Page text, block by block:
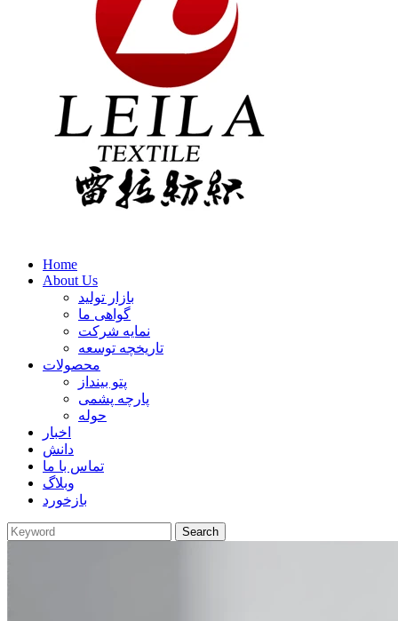
Home
About Us
بازار تولید
گواهی ما
نمایه شرکت
تاریخچه توسعه
محصولات
پتو بینداز
پارچه پشمی
حوله
اخبار
دانش
تماس با ما
وبلاگ
بازخورد